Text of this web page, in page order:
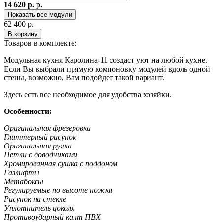
14 620 р. р.
Показать все модули
62 400 р.
В корзину
Товаров в комплекте:
Модульная кухня Каролина-11 создаст уют на любой кухне.
Если Вы выбрали прямую компоновку модулей вдоль одной
стены, возможно, Вам подойдет такой вариант.
Здесь есть все необходимое для удобства хозяйки.
Особенности:
Оригинальная фрезеровка
Глиттерный рисунок
Оригинальная ручка
Петли с доводчиками
Хромированная сушка с поддоном
Газлифты
Метабоксы
Регулируемые по высоте ножки
Рисунок на стекле
Уплотнитель цоколя
Противоударный кант ПВХ